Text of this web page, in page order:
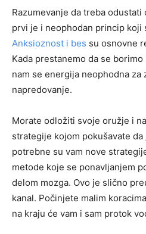
Razumevanje da treba
prvi je i neophodan princip koji
Anksioznost i bes su osnovne
Kada prestanemo da se
nam se energija neophodna za
napredovanje.
Morate odložiti svoje oružje i
strategije kojom pokušavate da
potrebne su vam nove
metode koje se ponavljanjem
delom mozga. Ovo je slično
kanal. Počinjete malim
na kraju će vam i sam protok